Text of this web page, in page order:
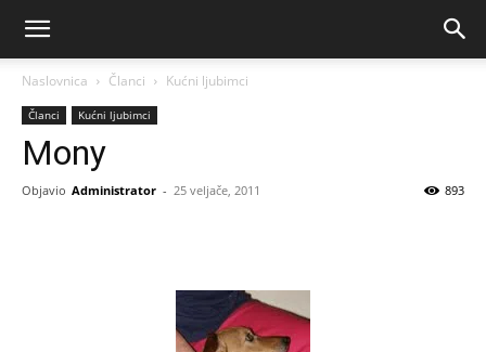
Naslovnica Članci Kućni ljubimci
Članci Kućni ljubimci
Mony
Objavio Administrator - 25 veljače, 2011 893